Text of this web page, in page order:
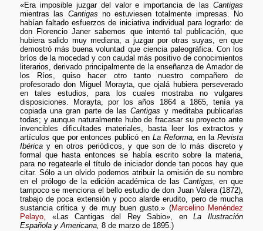
«Era imposible juzgar del valor e importancia de lasCantigas
mientras las Cantigas no estuviesen totalmente impresas. No
habían faltado esfuerzos de iniciativa individual para lograrlo: de
don Florencio Janer sabemos que intentó tal publicación, que
hubiera salido muy mediana, a juzgar por otras suyas, en que
demostró más buena voluntad que ciencia paleográfica. Con los
bríos de la mocedad y con caudal más positivo de conocimientos
literarios, derivado principalmente de la enseñanza de Amador de
los Ríos, quiso hacer otro tanto nuestro compañero de
profesorado don Miguel Morayta, que ojalá hubiera perseverado
en tales estudios, para los cuales mostraba no vulgares
disposiciones. Morayta, por los años 1864 a 1865, tenía ya
copiada una gran parte de lasCantigas y meditaba publicarlas
todas; y aunque naturalmente hubo de fracasar su proyecto ante
invencibles dificultades materiales, basta leer los extractos y
artículos que por entonces publicó en La Reforma, en laRevista
Ibéricay en otros periódicos, y que son de lo más discreto y
formal que hasta entonces se había escrito sobre la materia,
para no regatearle el título de iniciador donde tan pocos hay que
citar. Sólo a un olvido podemos atribuir la omisión de su nombre
en el prólogo de la edición académica de lasCantigas, en que
tampoco se menciona el bello estudio de don Juan Valera (1872),
trabajo de poca extensión y poco alarde erudito, pero de mucha
sustancia crítica y de muy buen gusto.» (Marcelino Menéndez
Pelayo, «Las Cantigas del Rey Sabio», enLa Ilustración
Española y Americana, 8 de marzo de 1895.)